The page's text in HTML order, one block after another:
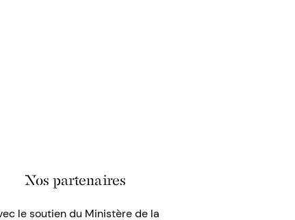
Nos partenaires
le soutien du Ministère de la